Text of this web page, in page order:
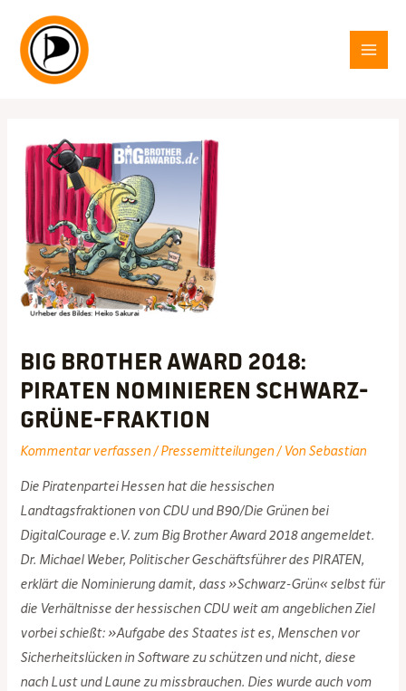
Inhalt
springen
Big Brother Award 2018:
PIRATEN nominieren Schwarz-
Grüne-Fraktion
Kommentar verfassen/Pressemitteilungen/ Von Sebastian
Die Piratenpartei Hessen hat die hessischen
Landtagsfraktionen von CDU und B90/Die Grünen bei
DigitalCourage e.V. zum Big Brother Award 2018 angemeldet.
Dr. Michael Weber, Politischer Geschäftsführer des PIRATEN,
erklärt die Nominierung damit, dass »Schwarz-Grün« selbst für
die Verhältnisse der hessischen CDU weit am angeblichen Ziel
vorbei schießt: »Aufgabe des Staates ist es, Menschen vor
Sicherheitslücken in Software zu schützen und nicht, diese
nach Lust und Laune zu missbrauchen. Dies wurde auch vom